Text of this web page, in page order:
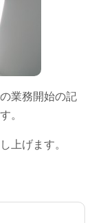
業務開始の記
。
上げます。